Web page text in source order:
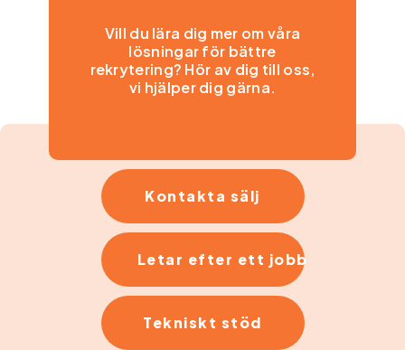
Vill du lära dig mer om våra
lösningar för bättre
rekrytering? Hör av dig till oss,
vi hjälper dig gärna.
Kontakta sälj
Letar efter ett jobb
Tekniskt stöd